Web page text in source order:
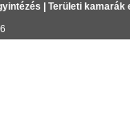
Területi kamarák